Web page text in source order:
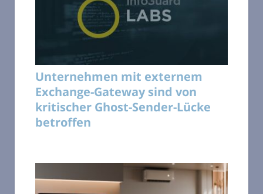
Unternehmen mit externem
Exchange-Gateway sind von
kritischer Ghost-Sender-Lücke
betroffen